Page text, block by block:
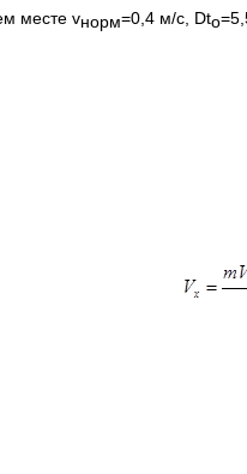
месте vнорм=0,4 м/с, Dtо